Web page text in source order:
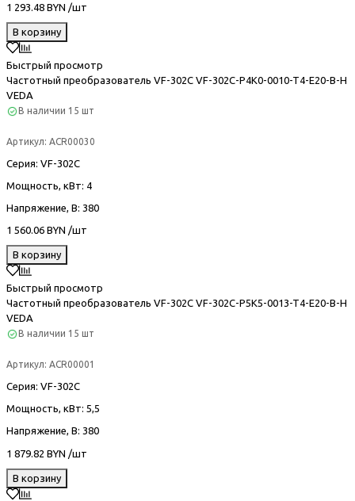
1 293.48 BYN /шт
В корзину
Быстрый просмотр
Частотный преобразователь VF-302С VF-302C-P4K0-0010-T4-E20-B-H
VEDA
В наличии 15 шт
Артикул: ACR00030
Серия: VF-302С
Мощность, кВт: 4
Напряжение, В: 380
1 560.06 BYN /шт
В корзину
Быстрый просмотр
Частотный преобразователь VF-302С VF-302C-P5K5-0013-T4-E20-B-H
VEDA
В наличии 15 шт
Артикул: ACR00001
Серия: VF-302С
Мощность, кВт: 5,5
Напряжение, В: 380
1 879.82 BYN /шт
В корзину